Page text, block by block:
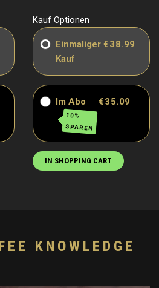
Kauf Optionen
Einmaliger
Kauf
€38.99
Im Abo
10%
SPAREN
€35.09
IN SHOPPING CART
KNOWLEDGE